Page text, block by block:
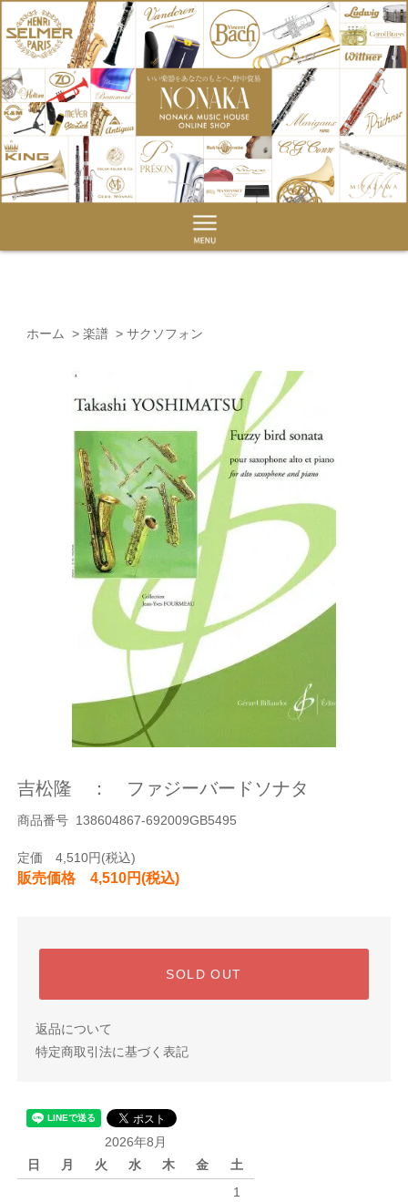
ホーム > 楽譜 > サクソフォン
吉松隆 ： ファジーバードソナタ
商品番号 138604867-692009GB5495
定価 4,510円(税込)
販売価格 4,510円(税込)
SOLD OUT
返品について
特定商取引法に基づく表記
2026年8月
日
月 火 水 木 金
土
1